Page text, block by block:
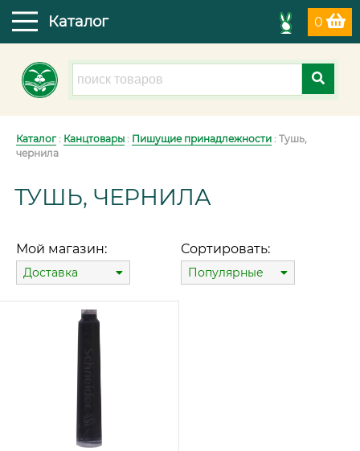
0
Каталог
Каталог: Канцтовары : Пишущие принадлежности : Тушь,
чернила
ТУШЬ, ЧЕРНИЛА
Мой магазин:
Доставка
Сортировать:
Популярные